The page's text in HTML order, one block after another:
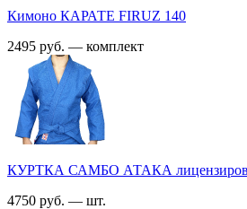
Кимоно КАРАТЕ FIRUZ 140
2495 руб. — комплект
КУРТКА САМБО АТАКА
4750 руб. — шт.